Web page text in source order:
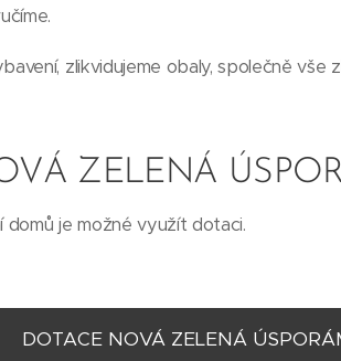
zlikvidujeme obaly, společně
ZELENÁ
je možné využít dotaci.
DOTACE NOVÁ ZELENÁ